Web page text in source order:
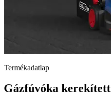
Termékadatlap
Gázfúvóka kerekített